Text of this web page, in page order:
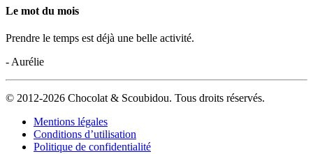
Le mot du mois
Prendre le temps est déjà une belle activité.
- Aurélie
© 2012-2026 Chocolat & Scoubidou. Tous droits réservés.
Mentions légales
Conditions d’utilisation
Politique de confidentialité